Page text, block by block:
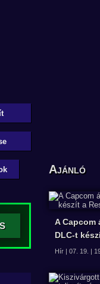
Ajánló
A
DLC-t
Hír | 07. 19. |